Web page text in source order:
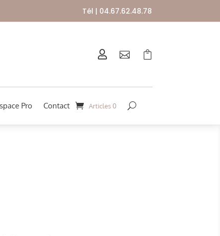
Tél | 04.67.62.48.78
  
Pro Contact Articles 0